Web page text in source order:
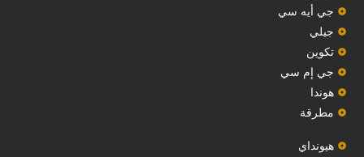
‏جي أيه سي‏
جيلي
‏تكوين‏
جي إم سي
هوندا
مطرقة
هيونداي